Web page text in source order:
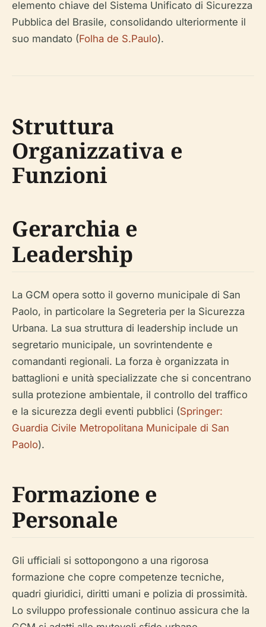
elemento chiave del Sistema Unificato di Sicurezza
Pubblica del Brasile, consolidando ulteriormente il
suo mandato (Folha de S.Paulo).
Struttura
Organizzativa e
Funzioni
Gerarchia e
Leadership
La GCM opera sotto il governo municipale di San
Paolo, in particolare la Segreteria per la Sicurezza
Urbana. La sua struttura di leadership include un
segretario municipale, un sovrintendente e
comandanti regionali. La forza è organizzata in
battaglioni e unità specializzate che si concentrano
sulla protezione ambientale, il controllo del traffico
e la sicurezza degli eventi pubblici (Springer:
Guardia Civile Metropolitana Municipale di San
Paolo).
Formazione e
Personale
Gli ufficiali si sottopongono a una rigorosa
formazione che copre competenze tecniche,
quadri giuridici, diritti umani e polizia di prossimità.
Lo sviluppo professionale continuo assicura che la